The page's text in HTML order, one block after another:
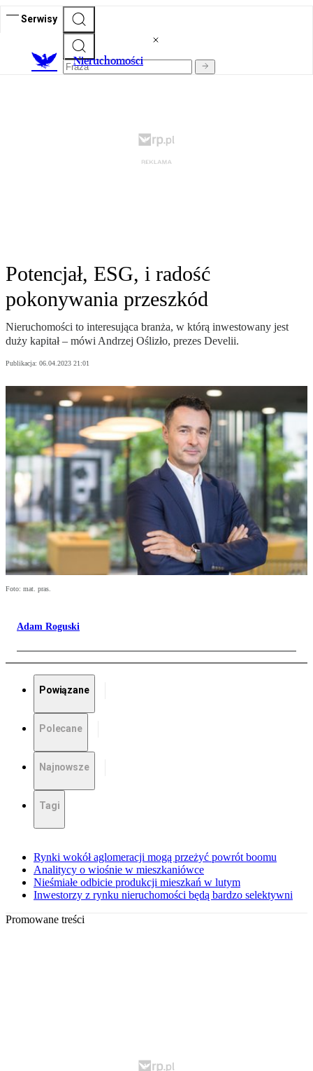
Serwisy
Nieruchomości
Potencjał, ESG, i radość
pokonywania przeszkód
Nieruchomości to interesująca branża, w którą inwestowany jest
duży kapitał – mówi Andrzej Oślizło, prezes Develii.
Publikacja: 06.04.2023 21:01
Foto: mat. pras.
Adam Roguski
Powiązane
Polecane
Najnowsze
Tagi
Rynki wokół aglomeracji mogą przeżyć powrót boomu
Analitycy o wiośnie w mieszkaniówce
Nieśmiałe odbicie produkcji mieszkań w lutym
Inwestorzy z rynku nieruchomości będą bardzo selektywni
Promowane treści